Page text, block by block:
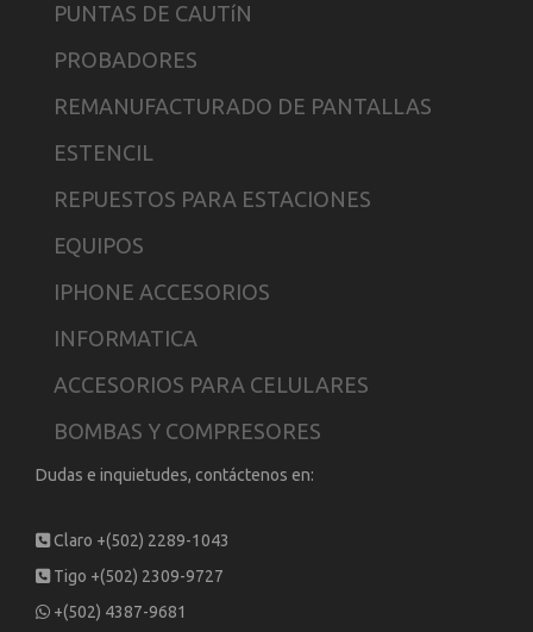
PUNTAS DE CAUTíN
PROBADORES
REMANUFACTURADO DE PANTALLAS
ESTENCIL
REPUESTOS PARA ESTACIONES
EQUIPOS
IPHONE ACCESORIOS
INFORMATICA
ACCESORIOS PARA CELULARES
BOMBAS Y COMPRESORES
Dudas e inquietudes, contáctenos en:
Claro +(502) 2289-1043
Tigo +(502) 2309-9727
+(502) 4387-9681